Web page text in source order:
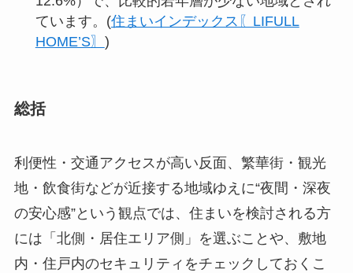
ています。(住まいインデックス〖LIFULL
HOME’S〗 )
総括
利便性・交通アクセスが高い反面、繁華街・観光
地・飲食街などが近接する地域ゆえに“夜間・深夜
の安心感”という観点では、住まいを検討される方
には「北側・居住エリア側」を選ぶことや、敷地
内・住戸内のセキュリティをチェックしておくこ